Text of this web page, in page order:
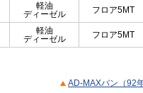
軽油
ディーゼル
フロア5MT
軽油
ディーゼル
フロア5MT
AD-MAXバン（92